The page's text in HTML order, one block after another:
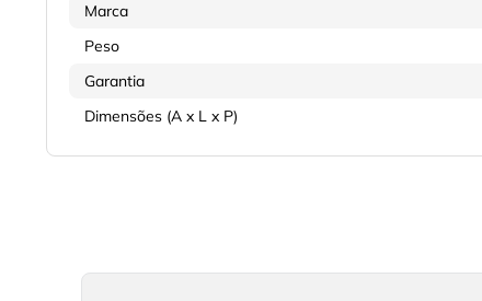
Marca
Peso
Garantia
Dimensões (A x L x P)